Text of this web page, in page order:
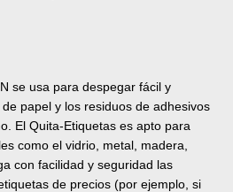
se usa para despegar fácil y
papel y los residuos de adhesivos
El Quita-Etiquetas es apto para
como el vidrio, metal, madera,
con facilidad y seguridad las
de precios (por ejemplo, si